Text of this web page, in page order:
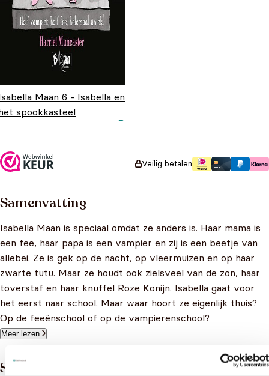
Maan 6 - Isabella en
spookkasteel
13,99
Veilig betalen
Samenvatting
Isabella Maan is speciaal omdat ze anders is. Haar mama is
een fee, haar papa is een vampier en zij is een beetje van
allebei. Ze is gek op de nacht, op vleermuizen en op haar
zwarte tutu. Maar ze houdt ook zielsveel van de zon, haar
toverstaf en haar knuffel Roze Konijn. Isabella gaat voor
het eerst naar school. Maar waar hoort ze eigenlijk thuis?
Op de feeënschool of op de vampierenschool?
Meer lezen
Specificaties